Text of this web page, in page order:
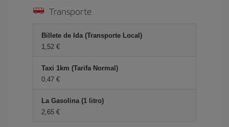
Transporte
Billete de Ida (Transporte Local)
1,52 €
Taxi 1km (Tarifa Normal)
0,47 €
La Gasolina (1 litro)
2,65 €